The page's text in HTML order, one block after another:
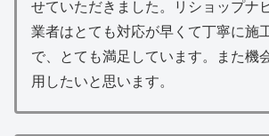
せていただきました。リショップナ
業者はとても対応が早くて丁寧に施
で、とても満足しています。また機
用したいと思います。